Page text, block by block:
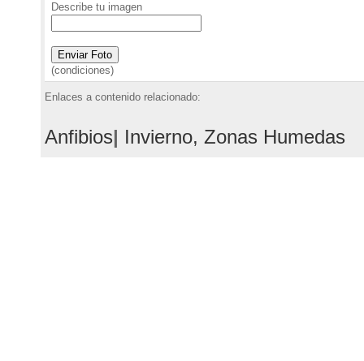
A
p
p
b
k
ar
Describe tu imagen
(condiciones)
Enlaces a contenido relacionado:
Anfibios| Invierno, Zonas Humedas